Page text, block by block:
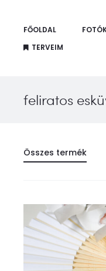
FŐOLDAL
TERVEIM
feliratos
Összes termék